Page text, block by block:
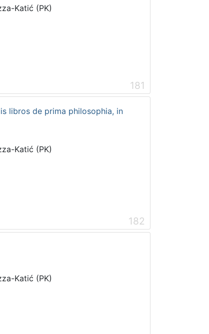
Katić (PK)
181
libros de prima philosophia, in
Katić (PK)
182
Katić (PK)